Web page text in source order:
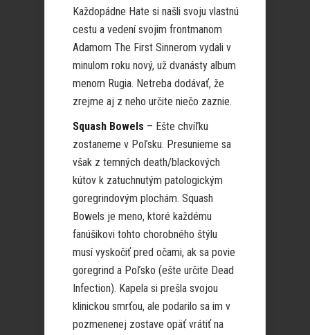
Každopádne Hate si našli svoju vlastnú
cestu a vedení svojim frontmanom
Adamom The First Sinnerom vydali v
minulom roku nový, už dvanásty album
menom Rugia. Netreba dodávať, že
zrejme aj z neho určite niečo zaznie.
Squash Bowels – Ešte chvíľku
zostaneme v Poľsku. Presunieme sa
však z temných death/blackových
kútov k zatuchnutým patologickým
goregrindovým plochám. Squash
Bowels je meno, ktoré každému
fanúšikovi tohto chorobného štýlu
musí vyskočiť pred očami, ak sa povie
goregrind a Poľsko (ešte určite Dead
Infection). Kapela si prešla svojou
klinickou smrťou, ale podarilo sa im v
pozmenenej zostave opäť vrátiť na